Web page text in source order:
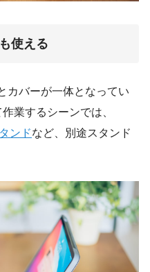
使える
カバーが一体となってい
業するシーンでは、
ンドなど、別途スタンド